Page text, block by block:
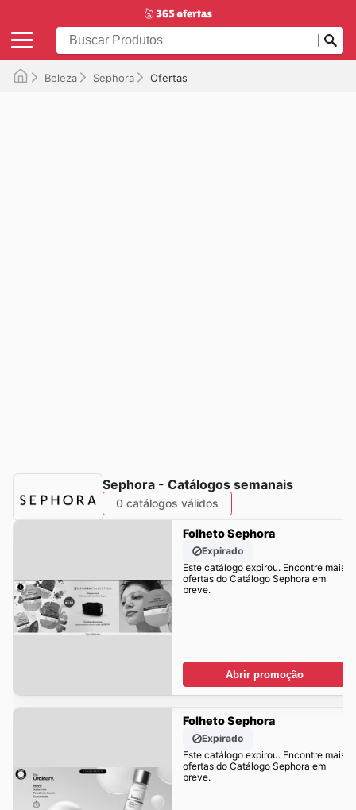
Beleza Sephora Ofertas
Sephora - Catálogos semanais
0 catálogos válidos
Folheto Sephora
Expirado
Este catálogo expirou. Encontre mais
ofertas do Catálogo Sephora em
breve.
Abrir promoção
Folheto Sephora
Expirado
Este catálogo expirou. Encontre mais
ofertas do Catálogo Sephora em
breve.